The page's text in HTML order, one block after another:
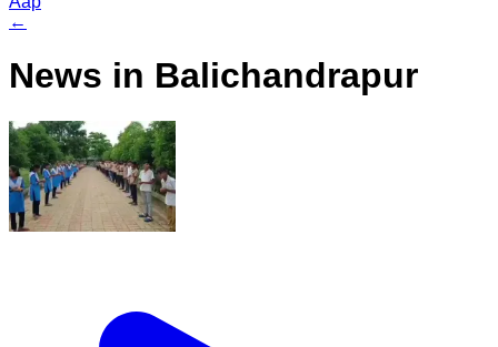
←
News in Balichandrapur